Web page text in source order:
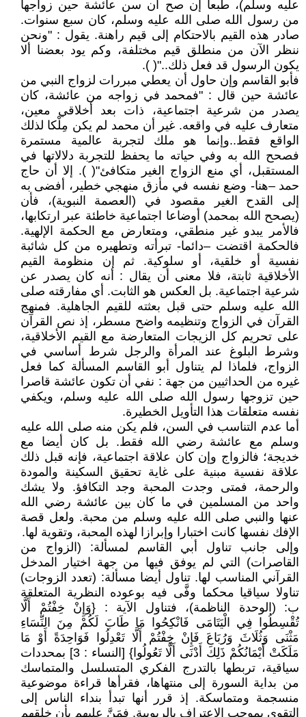
عليه وسلم)، طبعا إن صح أن سن عائشة حين زواجها
من رسول الله صلى الله عليه وسلم، كان سبع سنوات.
صادر هذه القيم بالاحتكام إلى قيم راهنة. يقول : "ونحن
ننظر الآن من منطلق قيم مختلفة، وكم يود بعضنا ألا
يكون الرسول قد فعل ذلك.."( ).
فأبو القاسم وإن حاول أن يعطي مبررات لزواج النبي من
عائشة حين قال : "فمحمد في زواجه من عائشة، كان
يصدر من شرعية اجتماعية، ذات بعد أخلاقي معين،
متعارف عليه في واقعه. غير أن محمد لم يكن مِلْكا لذلك
الواقع فقط..وإنما هو ملك لتجربة عالمية مستمرة
فصحح الله به وفي حياته ما يحفظ للتجربة دلالاتها في
المستقبل، أي منع الزواج الغير متكافئ"( ). إلا أن حاج
حمد –هنا- وضع نفسه في مأزق منهجي خطير، أفضى به
إلى القدح الغير مقصود في (العصمة النبوية)، فأن
(يصحح الله بمحمد) أوضاعا اجتماعية خاطئة عبر ارتكابها،
فالأمر يبدو غير منطقي، ومتعارض مع الحكمة الإلهية.
فالحكمة اقتضت –دائما- تبرأته وتطهيره من كل شائبة
نفسية أو خلقية، أو سلوكية. ثم إن منظومة القيم
الأخلاقية ثابتة، فلا معنى أن يقال : أنه كان يصدر عن
شرعية اجتماعية. بل العكس هو الثابت. أي مفارقته صلى
الله عليه وسلم حتى قبل بعثته للقيم الجاهلية. فمنهج
القرآن في الزواج وتنظيمه واضح مسطر، إذ نص القرآن
على تحريم كل الزيجات المتعارضة مع القيم الأخلاقية،
وشرط البلوغ عند المرأة والرجل شرط أساسي في
الزواج، فلماذا لم يتناول أبو القاسم المسألة كما فعل
غيره من الحداثيين من جهة : نفي أن تكون عائشة قاصرا
حين تزوجها رسول الله صلى الله عليه وسلم، ويكفي
نفسه متعلقات هذا التأويل الخطيرة.
أما عدم التناسب في السن، فلم يكن منه صلى الله عليه
وسلم مع عائشة رضي الله فقط. بل كان أيضا مع
خديجة؛ فالزواج وإن كان علاقة اجتماعية، فإنه قبل ذلك
علاقة نفسية مبنية على غاية تحقيق السكينة والمودة
والرحمة، فمتى وجدت المحبة وجد التكافؤ. ولا يشك
واحد من المسلمين في ما كان بين عائشة رضي الله
عنها والنبي صلى الله عليه وسلم من محبة. ولعل قصة
الإفك نفسها كانت اختبارا وإبرازا لهذه المحبة، وتقوية لها.
وإلى جانب تناول أبي القاسم لمسألة: (الزواج من
القاصرات) التي لم يوفق فيها من جهة اختيار المدخل
القرآني المناسب لها. تناول أيضا مسألة: (تعدد الزوجات)
تناولا سياقيا محكما وفَّى فيه بوعوده النظرية المتعلقة
ب: (الوحدة الناظمة)، فتناول الآية : {وَإِنْ خِفْتُمْ أَلَّا
تُقْسِطُوا فِي الْيَتَامَى فَانْكِحُوا مَا طَابَ لَكُمْ مِنَ النِّسَاءِ
مَثْنَى وَثُلَاثَ وَرُبَاعَ فَإِنْ خِفْتُمْ أَلَّا تَعْدِلُوا فَوَاحِدَةً أَوْ مَا
مَلَكَتْ أَيْمَانُكُمْ ذَلِكَ أَدْنَى أَلَّا تَعُولُوا} [النساء : 3] بمحددات
سياقية، تربطها بالتدرج الفكري المتسلسل والمتماسك
من بداية السورة إلى منتهاها، فقرأها قراءة موضوعية
منسجمة ومتماسكة. إذ قرر أنها تبدأ بنداء الناس إلى
التقوى بموجب الاعتراف بالربوبية. فمَنَّ عليهم بأن خلقهم